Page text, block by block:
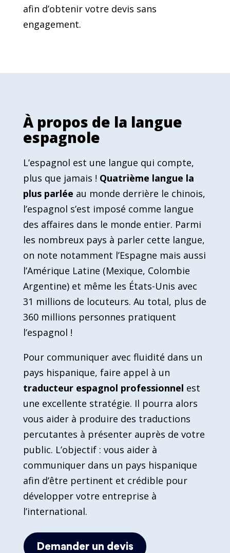
afin d’obtenir votre devis sans
engagement.
À propos de la langue
espagnole
L’espagnol est une langue qui compte,
plus que jamais ! Quatrième langue la
plus parlée au monde derrière le chinois,
l’espagnol s’est imposé comme langue
des affaires dans le monde entier. Parmi
les nombreux pays à parler cette langue,
on note notamment l’Espagne mais aussi
l’Amérique Latine (Mexique, Colombie
Argentine) et même les États-Unis avec
31 millions de locuteurs. Au total, plus de
360 millions personnes pratiquent
l’espagnol !
Pour communiquer avec fluidité dans un
pays hispanique, faire appel à un
traducteur espagnol professionnel est
une excellente stratégie. Il pourra alors
vous aider à produire des traductions
percutantes à présenter auprès de votre
public. L’objectif : vous aider à
communiquer dans un pays hispanique
afin d’être pertinent et crédible pour
développer votre entreprise à
l’international.
Demander un devis